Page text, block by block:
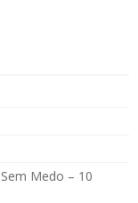
Medo – 10